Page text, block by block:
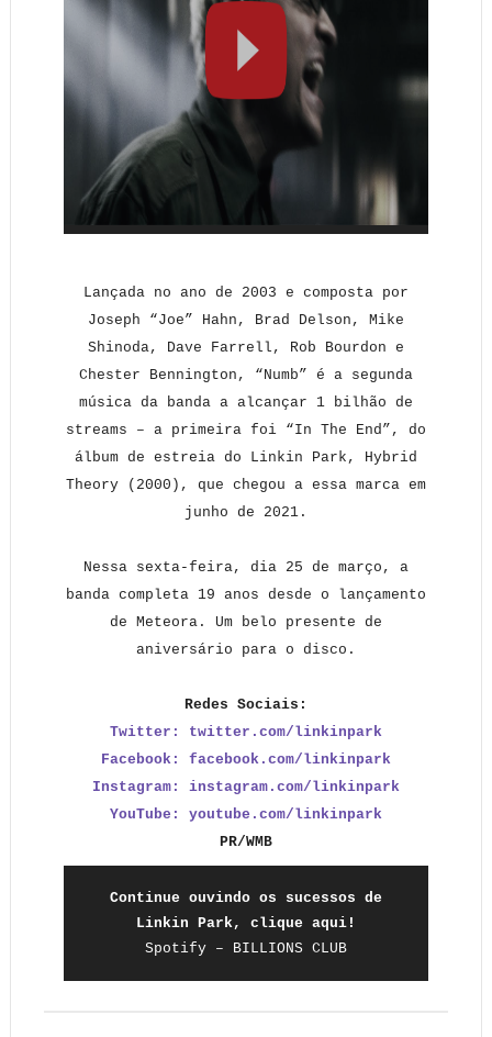
Lançada no ano de 2003 e composta por
Joseph “Joe” Hahn, Brad Delson, Mike
Shinoda, Dave Farrell, Rob Bourdon e
Chester Bennington, “Numb” é a segunda
música da banda a alcançar 1 bilhão de
streams – a primeira foi “In The End”, do
álbum de estreia do Linkin Park, Hybrid
Theory (2000), que chegou a essa marca em
junho de 2021.
Nessa sexta-feira, dia 25 de março, a
banda completa 19 anos desde o lançamento
de Meteora. Um belo presente de
aniversário para o disco.
Redes Sociais:
Twitter: twitter.com/linkinpark
Facebook: facebook.com/linkinpark
Instagram: instagram.com/linkinpark
YouTube: youtube.com/linkinpark
PR/WMB
Continue ouvindo os sucessos de
Linkin Park, clique aqui!
Spotify – BILLIONS CLUB